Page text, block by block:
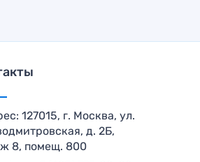
127015, г. Москва, ул.
д. 2Б,
8, помещ. 800